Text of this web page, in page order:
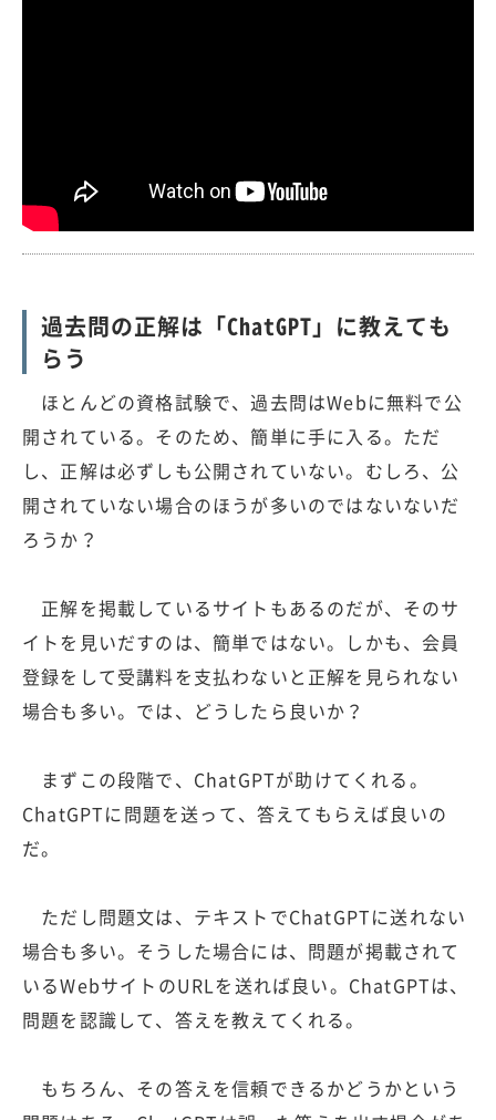
過去問の正解は「ChatGPT」に教えても
らう
ほとんどの資格試験で、過去問はWebに無料で公
開されている。そのため、簡単に手に入る。ただ
し、正解は必ずしも公開されていない。むしろ、公
開されていない場合のほうが多いのではないないだ
ろうか？
正解を掲載しているサイトもあるのだが、そのサ
イトを見いだすのは、簡単ではない。しかも、会員
登録をして受講料を支払わないと正解を見られない
場合も多い。では、どうしたら良いか？
まずこの段階で、ChatGPTが助けてくれる。
ChatGPTに問題を送って、答えてもらえば良いの
だ。
ただし問題文は、テキストでChatGPTに送れない
場合も多い。そうした場合には、問題が掲載されて
いるWebサイトのURLを送れば良い。ChatGPTは、
問題を認識して、答えを教えてくれる。
もちろん、その答えを信頼できるかどうかという